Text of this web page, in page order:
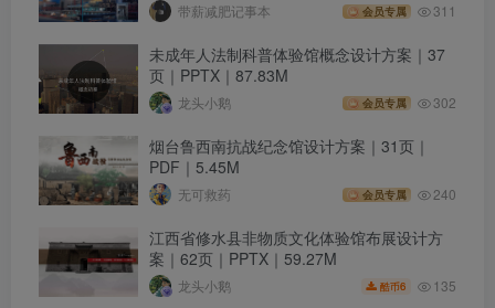
带薪减肥记事本 会员专属 311
未成年人法制科普体验馆概念设计方案｜37
页｜PPTX｜87.83M
龙头小鹅 会员专属 302
烟台鲁西南抗战纪念馆设计方案｜31页｜
PDF｜5.45M
无可救药 会员专属 240
江西省修水县非物质文化体验馆布展设计方
案｜62页｜PPTX｜59.27M
龙头小鹅 酷币6 135